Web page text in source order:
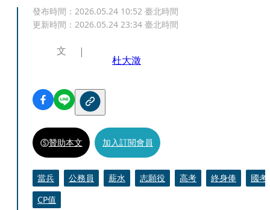
發布時間： 2026.05.24 10:52 臺北時間
更新時間： 2026.05.24 23:34 臺北時間
文
杜大澂
贊助本文 加入訂閱會員
當兵 公務員 薪水 志願役 高考 終身俸
國考
CP值